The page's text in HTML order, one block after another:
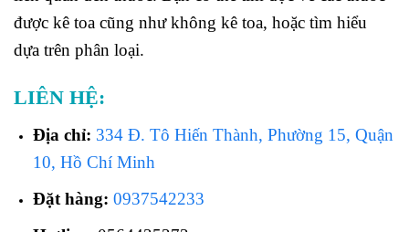
được kê toa cũng như không kê toa, hoặc tìm hiểu
dựa trên phân loại.
LIÊN HỆ:
Địa chỉ: 334 Đ. Tô Hiến Thành, Phường 15, Quận
10, Hồ Chí Minh
Đặt hàng: 0937542233